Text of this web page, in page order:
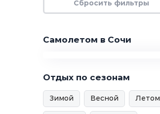
Самолетом в Сочи
Отдых по сезонам
Зимой Весной Летом